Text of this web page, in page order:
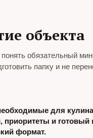
объекта
обязательный
папку и не
для
приоритеты и готовый
формат.